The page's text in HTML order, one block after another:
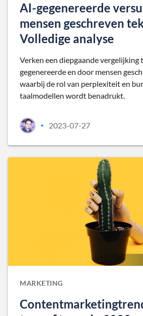
AI-gegenereerde
mensen geschreven
Volledige analyse
Verken een diepgaande vergelijking
gegenereerde en door mensen
waarbij de rol van perplexiteit en
taalmodellen wordt benadrukt.
• 2023-07-27
MARKETING